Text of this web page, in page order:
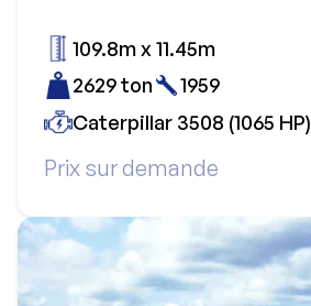
Prix sur demande
109.8m x 11.45m
2629 ton
1959
Caterpillar 3508 (1065 HP)